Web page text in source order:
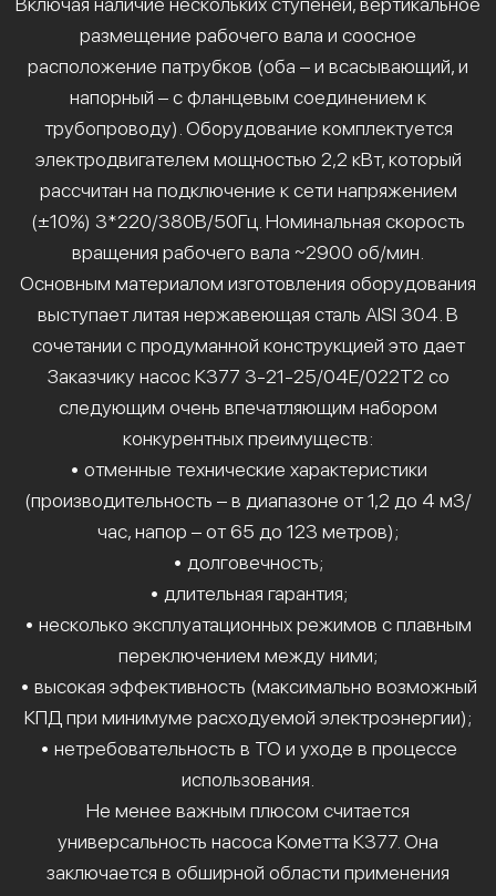
размещение рабочего вала и соосное
расположение патрубков (оба – и всасывающий, и
напорный – с фланцевым соединением к
трубопроводу). Оборудование комплектуется
электродвигателем мощностью 2,2 кВт, который
рассчитан на подключение к сети напряжением
(±10%) 3*220/380В/50Гц. Номинальная скорость
вращения рабочего вала ~2900 об/мин.
Основным материалом изготовления оборудования
выступает литая нержавеющая сталь AISI 304. В
сочетании с продуманной конструкцией это дает
Заказчику насос К377 3-21-25/04Е/022Т2 со
следующим очень впечатляющим набором
конкурентных преимуществ:
• отменные технические характеристики
(производительность – в диапазоне от 1,2 до 4 м3/
час, напор – от 65 до 123 метров);
• долговечность;
• длительная гарантия;
• несколько эксплуатационных режимов с плавным
переключением между ними;
• высокая эффективность (максимально возможный
КПД при минимуме расходуемой электроэнергии);
• нетребовательность в ТО и уходе в процессе
использования.
Не менее важным плюсом считается
универсальность насоса Кометта К377. Она
заключается в обширной области применения